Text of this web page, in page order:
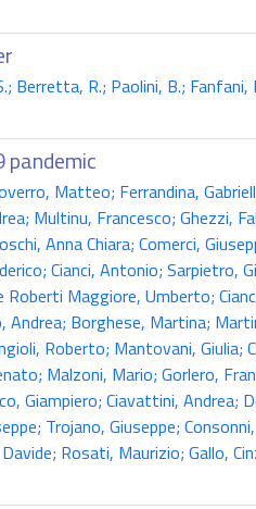
R.; Paolini, B.;
Matteo; Ferrandina,
Multinu, Francesco; Ghezzi,
Anna Chiara; Comerci,
Cianci, Antonio; Sarpietro,
Maggiore, Umberto;
Borghese, Martina;
Roberto; Mantovani, Giulia;
Malzoni, Mario; Gorlero,
Giampiero; Ciavattini, Andrea;
Trojano, Giuseppe;
Rosati, Maurizio; Gallo,